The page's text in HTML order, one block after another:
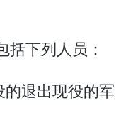
下列人员：
的退出现役的军